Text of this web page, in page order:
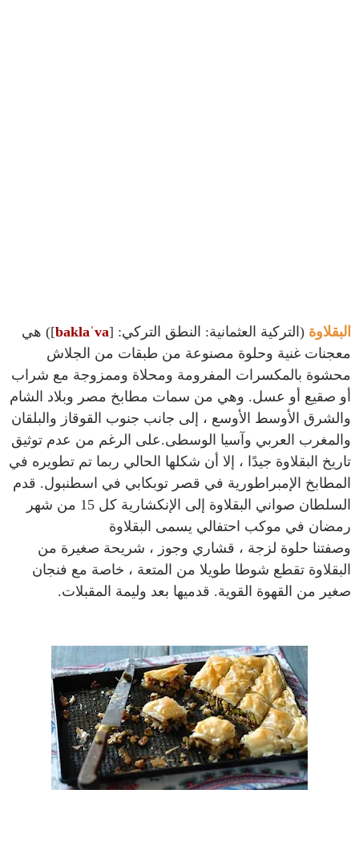
البقلاوة (التركية العثمانية: النطق التركي: [baklaˈva]) هي
معجنات غنية وحلوة مصنوعة من طبقات من الجلاش
محشوة بالمكسرات المفرومة ومحلاة وممزوجة مع شراب
أو صقيع أو عسل. وهي من سمات مطابخ مصر وبلاد الشام
والشرق الأوسط الأوسع ، إلى جانب جنوب القوقاز والبلقان
والمغرب العربي وآسيا الوسطى.على الرغم من عدم توثيق
تاريخ البقلاوة جيدًا ، إلا أن شكلها الحالي ربما تم تطويره في
المطابخ الإمبراطورية في قصر توبكابي في اسطنبول. قدم
السلطان صواني البقلاوة إلى الإنكشارية كل 15 من شهر
رمضان في موكب احتفالي يسمى البقلاوة
وصفتنا حلوة لزجة ، قشاري وجوز ، شريحة صغيرة من
البقلاوة تقطع شوطا طويلا من المتعة ، خاصة مع فنجان
صغير من القهوة القوية. قدميها بعد وليمة المقبلات.